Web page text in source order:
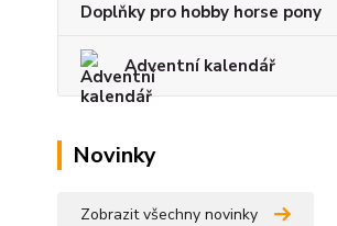
Doplňky pro hobby horse pony
Adventní kalendář
Novinky
Zobrazit všechny novinky